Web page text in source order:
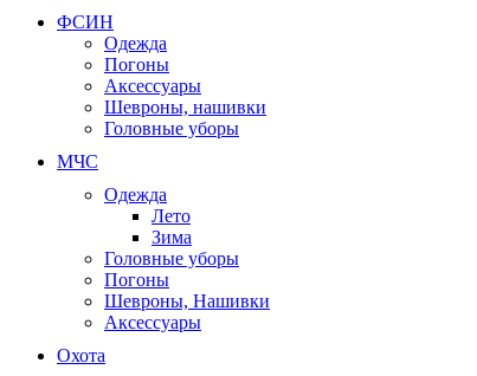
ФСИН
Одежда
Погоны
Аксессуары
Шевроны, нашивки
Головные уборы
МЧС
Одежда
Лето
Зима
Головные уборы
Погоны
Шевроны, Нашивки
Аксессуары
Охота